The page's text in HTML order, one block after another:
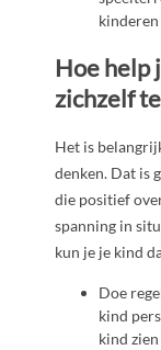
Hoe help
zichzelf
Het is
denken. Dat is
die positief
spanning in
kun je je kind
Doe
kind
kind